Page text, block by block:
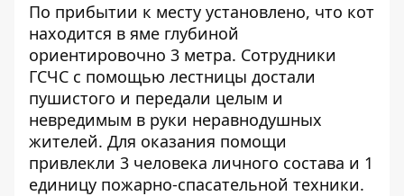
По прибытии к месту установлено, что кот
находится в яме глубиной
ориентировочно 3 метра. Сотрудники
ГСЧС с помощью лестницы достали
пушистого и передали целым и
невредимым в руки неравнодушных
жителей. Для оказания помощи
привлекли 3 человека личного состава и 1
единицу пожарно-спасательной техники.